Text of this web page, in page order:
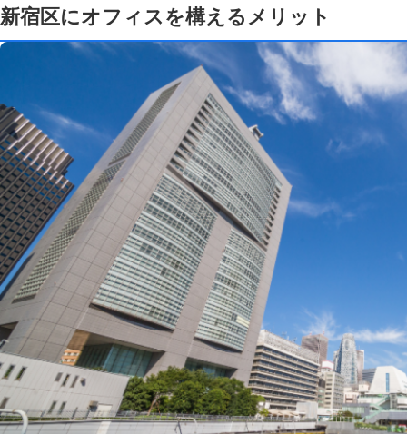
新宿区にオフィスを構えるメリット